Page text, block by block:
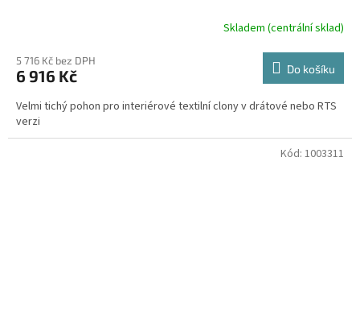
Skladem (centrální sklad)
5 716 Kč bez DPH
6 916 Kč Do košíku
Velmi tichý pohon pro interiérové textilní clony v drátové nebo RTS
verzi
Kód: 1003311